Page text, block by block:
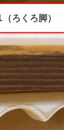
ろくろ脚）